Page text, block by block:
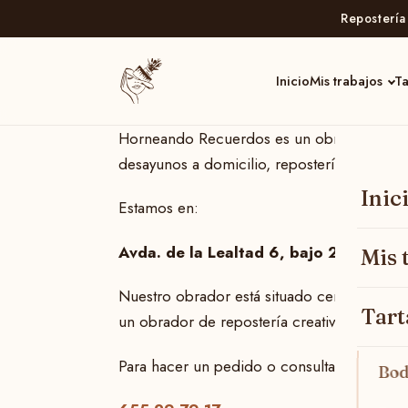
InicioMis trabajos
Mis
Horneando Recuerdos es un obrador de
desayunos a domicilio, repostería creativa
Estamos en:
Avda. de la Lealtad 6, bajo 24400
Nuestro obrador está situado cerca del
un obrador de repostería creativa en
Para hacer un pedido o consultar